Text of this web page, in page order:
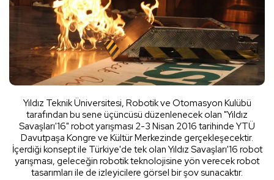
Yıldız Teknik Üniversitesi, Robotik ve Otomasyon Kulübü
tarafından bu sene üçüncüsü düzenlenecek olan "Yıldız
Savaşları'16" robot yarışması 2-3 Nisan 2016 tarihinde YTÜ
Davutpaşa Kongre ve Kültür Merkezinde gerçekleşecektir.
İçerdiği konsept ile Türkiye'de tek olan Yıldız Savaşları'16 robot
yarışması, geleceğin robotik teknolojisine yön verecek robot
tasarımları ile de izleyicilere görsel bir şov sunacaktır.